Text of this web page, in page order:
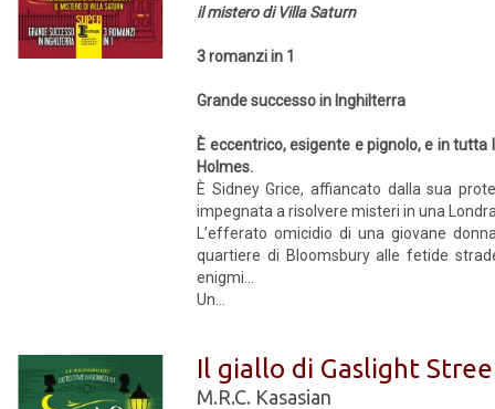
il mistero di Villa Saturn
3 romanzi in 1
Grande successo in Inghilterra
È eccentrico, esigente e pignolo, e in
Holmes.
È Sidney Grice, affiancato dalla sua
impegnata a risolvere misteri in una
L’efferato omicidio di una giovane
quartiere di Bloomsbury alle fetide
enigmi…
Un...
Il giallo di Gaslight
M.R.C. Kasasian